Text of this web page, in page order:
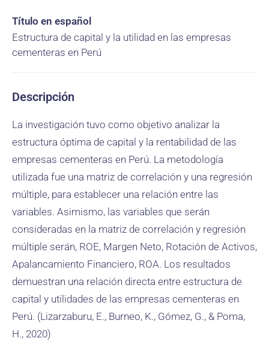
Título en español
Estructura de capital y la utilidad en las empresas
cementeras en Perú
Descripción
La investigación tuvo como objetivo analizar la
estructura óptima de capital y la rentabilidad de las
empresas cementeras en Perú. La metodología
utilizada fue una matriz de correlación y una regresión
múltiple, para establecer una relación entre las
variables. Asimismo, las variables que serán
consideradas en la matriz de correlación y regresión
múltiple serán, ROE, Margen Neto, Rotación de Activos,
Apalancamiento Financiero, ROA. Los resultados
demuestran una relación directa entre estructura de
capital y utilidades de las empresas cementeras en
Perú. (Lizarzaburu, E., Burneo, K., Gómez, G., & Poma,
H., 2020)